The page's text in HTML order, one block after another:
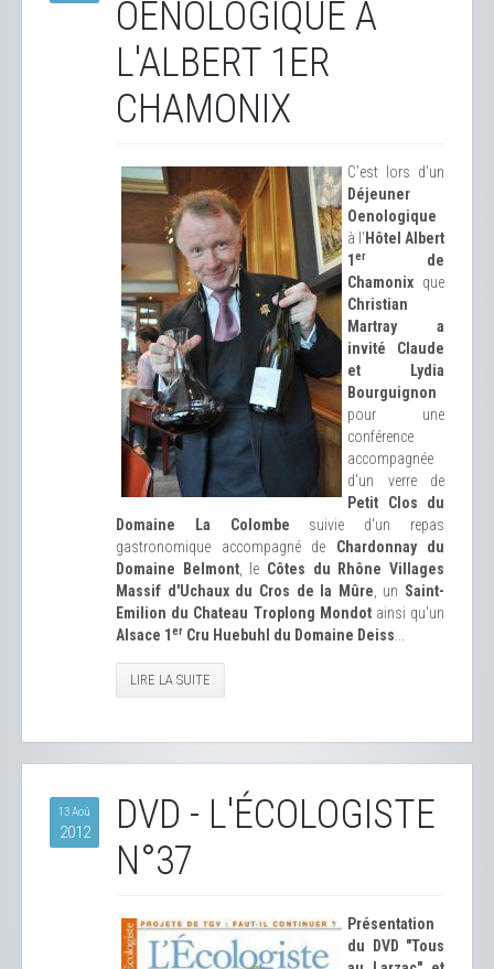
OENOLOGIQUE À
L'ALBERT 1ER
CHAMONIX
C'est lors d'un
Déjeuner
Oenologique
à l' Hôtel Albert
1 er
de
Chamonix que
Christian
Martray a
invité Claude
et Lydia
Bourguignon
pour une
conférence
accompagnée
d'un verre de
Petit Clos du
Domaine La Colombe suivie d'un repas
gastronomique accompagné de Chardonnay du
Domaine Belmont, le Côtes du Rhône Villages
Massif d'Uchaux du Cros de la Mûre , un Saint-
Emilion du Chateau Troplong Mondotainsi qu'un
Alsace 1 er Cru Huebuhl du Domaine Deiss
LIRE LA SUITE
13 Aoû
2012
DVD - L'ÉCOLOGISTE
N°37
Présentation
du DVD "Tous